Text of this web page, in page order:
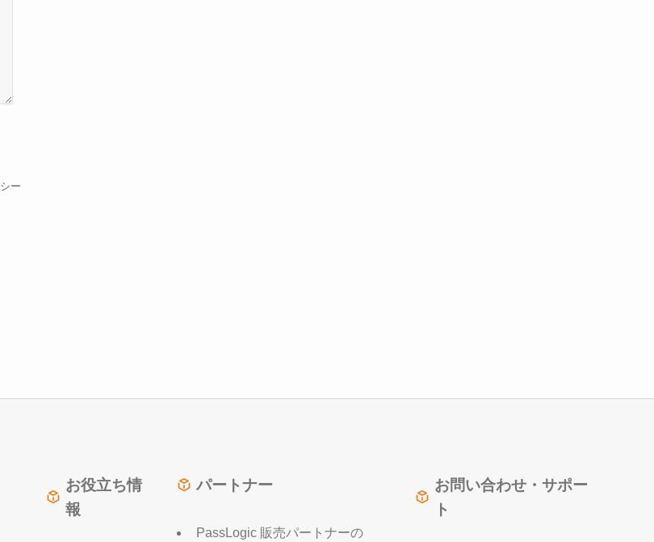
ー
お役立ち情
報
パートナー
PassLogic 販売パートナーの
お問い合わせ・サポー
ト